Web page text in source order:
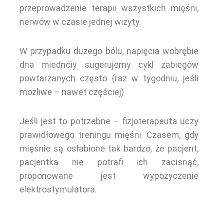
przeprowadzenie terapii wszystkich mięśni,
nerwów w czasie jednej wizyty.
W przypadku dużego bólu, napięcia wobrębie
dna miednciy sugerujemy cykl zabiegów
powtarzanych często (raz w tygodniu, jeśli
możliwe – nawet częściej)
Jeśli jest to potrzebne – fizjoterapeuta uczy
prawidłowego treningu mięśni. Czasem, gdy
mięśnie są osłabione tak bardzo, że pacjent,
pacjentka nie potrafi ich zacisnąć,
proponowane jest wypożyczenie
elektrostymulatora.